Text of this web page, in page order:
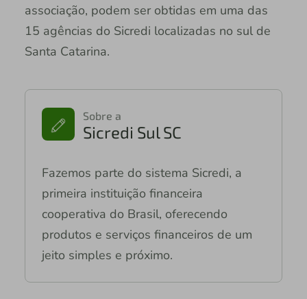
associação, podem ser obtidas em uma das
15 agências do Sicredi localizadas no sul de
Santa Catarina.
Sobre a
Sicredi Sul SC
Fazemos parte do sistema Sicredi, a
primeira instituição financeira
cooperativa do Brasil, oferecendo
produtos e serviços financeiros de um
jeito simples e próximo.